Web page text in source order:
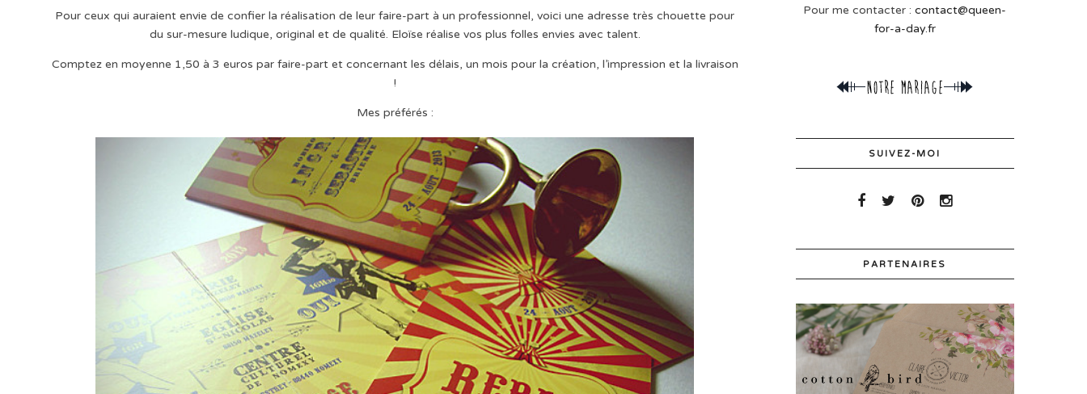
Pour ceux qui auraient envie de confier la réalisation de leur faire-part à un professionnel, voici une adresse très chouette pour
du sur-mesure ludique, original et de qualité. Eloïse réalise vos plus folles envies avec talent.
Comptez en moyenne 1,50 à 3 euros par faire-part et concernant les délais, un mois pour la création, l’impression et la livraison
!
Mes préférés :
Pour me contacter :contact@queen-
for-a-day.fr
SUIVEZ-MOI
PARTENAIRES